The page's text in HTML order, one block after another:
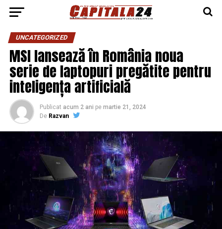
UNCATEGORIZED
MSI lansează în România noua
serie de laptopuri pregătite pentru
inteligența artificială
Publicat acum 2 ani pe martie 21, 2024
De Razvan